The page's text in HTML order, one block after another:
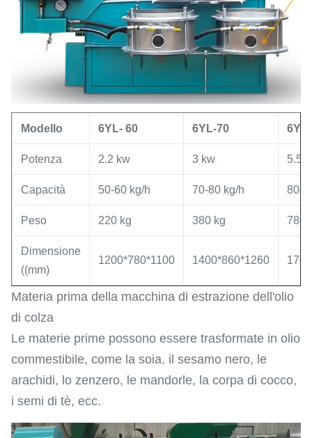
Modello 6YL- 60 6YL-70 6YL
Potenza 2.2 kw 3 kw 5.5
Capacità 50-60 kg/h 70-80 kg/h 80-
Peso 220 kg 380 kg 780
Dimensione
((mm)
1200*780*1100 1400*860*1260
Materia prima della macchina di estrazione dell'olio
di colza
Le materie prime possono essere trasformate in olio
commestibile, come la soia, il sesamo nero, le
arachidi, lo zenzero, le mandorle, la corpa di cocco,
i semi di tè, ecc.